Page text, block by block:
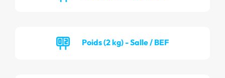
Poids (2 kg) - Salle / BEF